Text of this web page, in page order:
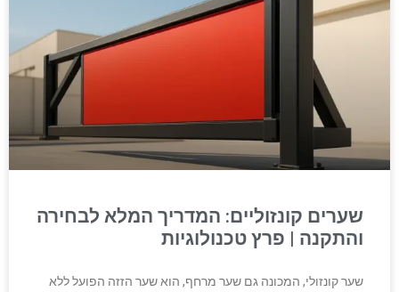
שערים קונזוליים: המדריך המלא לבחירה
והתקנה | פרץ טכנולוגיות
שער קונזולי, המכונה גם שער מרחף, הוא שער הזזה הפועל ללא